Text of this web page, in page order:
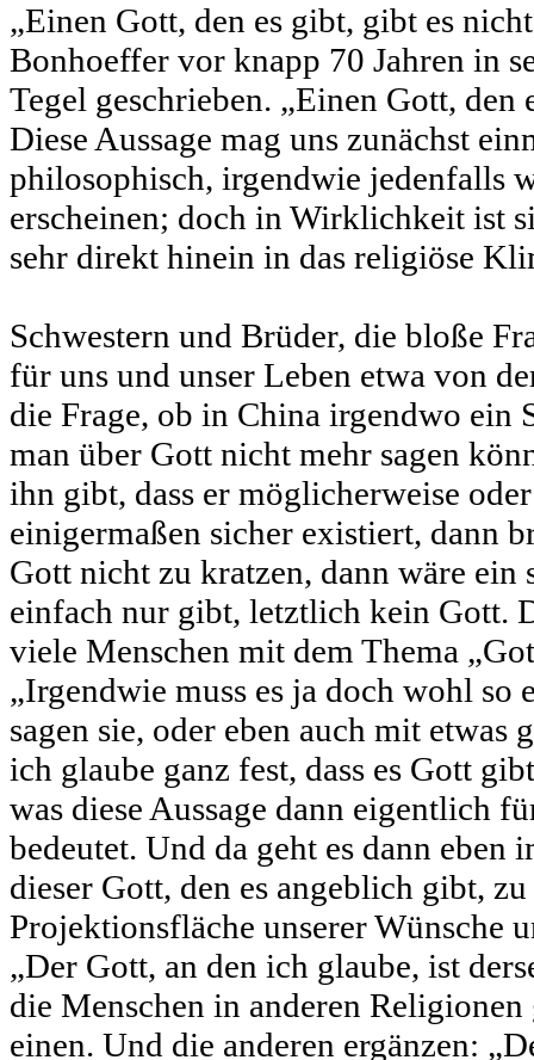
„Einen Gott, den es gibt, gibt es
Bonhoeffer vor knapp 70 Jahren in
Tegel geschrieben. „Einen Gott, den
Diese Aussage mag uns zunächst
philosophisch, irgendwie jedenfalls
erscheinen; doch in Wirklichkeit ist
sehr direkt hinein in das religiöse
Schwestern und Brüder, die bloße
für uns und unser Leben etwa von
die Frage, ob in China irgendwo ein
man über Gott nicht mehr sagen
ihn gibt, dass er möglicherweise
einigermaßen sicher existiert, dann
Gott nicht zu kratzen, dann wäre ein
einfach nur gibt, letztlich kein Gott.
viele Menschen mit dem Thema
„Irgendwie muss es ja doch wohl so
sagen sie, oder eben auch mit etwas
ich glaube ganz fest, dass es Gott
was diese Aussage dann eigentlich
bedeutet. Und da geht es dann eben
dieser Gott, den es angeblich gibt,
Projektionsfläche unserer Wünsche
„Der Gott, an den ich glaube, ist
die Menschen in anderen Religionen
einen. Und die anderen ergänzen: